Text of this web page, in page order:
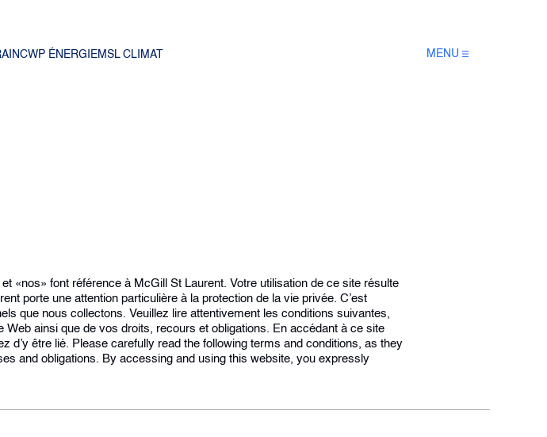
CWP ÉNERGIE MSL CLIMAT MENU
«nos» font référence à McGill St Laurent. Votre utilisation de ce site résulte
porte une attention particulière à la protection de la vie privée. C’est
que nous collectons. Veuillez lire attentivement les conditions suivantes,
ainsi que de vos droits, recours et obligations. En accédant à ce site
être lié. Please carefully read the following terms and conditions, as they
and obligations. By accessing and using this website, you expressly